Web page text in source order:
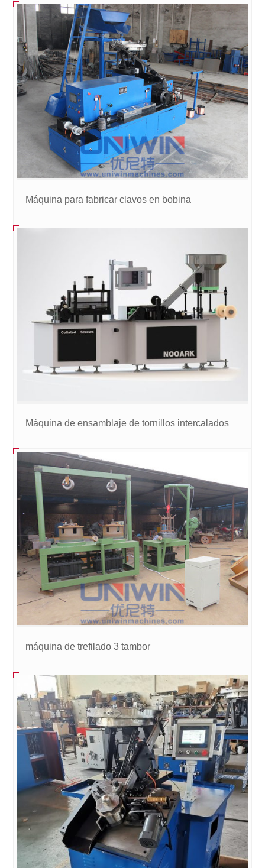
Máquina para fabricar clavos en bobina
Máquina de ensamblaje de tornillos intercalados
máquina de trefilado 3 tambor